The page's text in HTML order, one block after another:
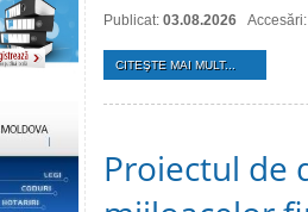
Publicat: 03.08.2026
CITEŞTE MAI MULT...
Proiectul de